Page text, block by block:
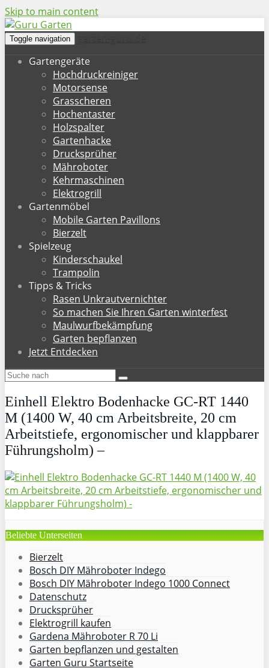
Skip to main content
Toggle navigation
Gartengeräte
Hochdruckreiniger
Motorsense
Grasscheren
Hochentaster
Holzspalter
Gartenhacke
Drucksprüher
Mähroboter
Kehrmaschinen
Elektrogrill
Gartenmöbel
Mobile Garten Pavillons
Bierzelt
Spielzeug
Kinderschaukel
Trampolin
Tipps & Tricks
Rasen Unkrautvernichter
So machen Sie Ihren Garten winterfest
Maulwurfbekämpfung
Garten bepflanzen
Jetzt Entdecken
Einhell Elektro Bodenhacke GC-RT 1440
M (1400 W, 40 cm Arbeitsbreite, 20 cm
Arbeitstiefe, ergonomischer und klappbarer
Führungsholm) –
Beliebte Unterseiten
Bierzelt
Bosch DIY Mähroboter Indego
Bosch DIY Mähroboter Indego 1000 Connect
Datenschutz
Drucksprüher
Elektrogrill kaufen
Gardena Mähroboter R 70 Li
Garten bepflanzen und gestalten
Garten Guru Startseite